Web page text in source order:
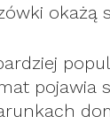
okażą
pojawia